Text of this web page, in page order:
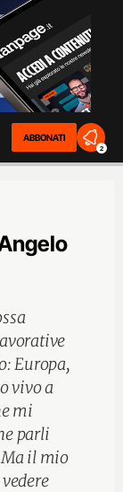
ABBONATI
2
Europa,
vivo a
mi
parli
il mio